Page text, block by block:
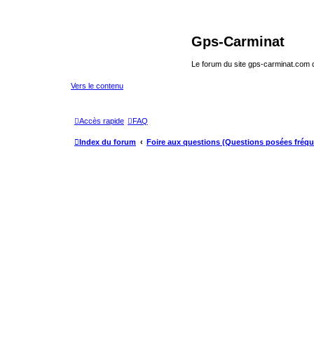
Gps-Carminat
Le forum du site gps-
Vers le contenu
Accès rapide FAQ
Index du forum Foire aux questions (Questions posées